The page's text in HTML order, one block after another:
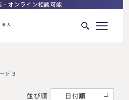
・オンライン相談可能
ジ 3
並び順 日付順